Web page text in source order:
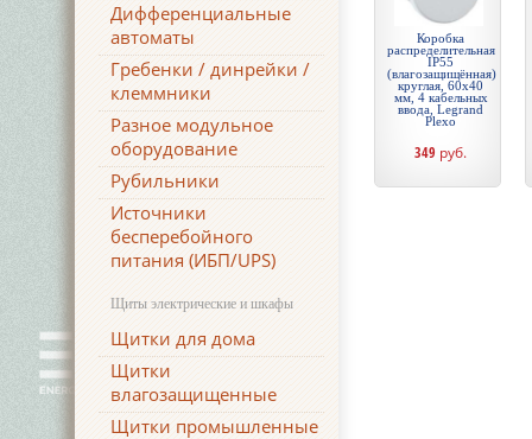
Дифференциальные
автоматы
Гребенки / динрейки /
клеммники
Разное модульное
оборудование
Рубильники
Источники
бесперебойного
питания (ИБП/UPS)
Щиты электрические и шкафы
Щитки для дома
Щитки
влагозащищенные
Щитки промышленные
Коробка
распределительная
IP55
(влагозащищённая)
круглая, 60х40
мм, 4 кабельных
ввода, Legrand
Plexo
349 руб.